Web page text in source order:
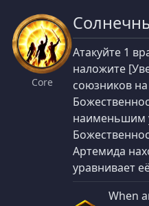
Core
Атакуйте 1
наложите
союзников
наименьшим
Артемида
уравнивает
When